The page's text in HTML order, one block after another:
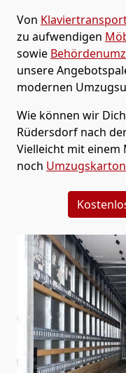
Von
zu aufwendigen
sowie
unsere
modernen
Wie können wir
Rüdersdorf nach
Vielleicht mit einem
noch